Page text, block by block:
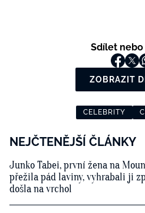
Sdílet
ZOBRAZIT
CELEBRITY
NEJČTENĚJŠÍ ČLÁNKY
Junko Tabei, první žena na
přežila pád laviny, vyhrabali ji
došla na vrchol